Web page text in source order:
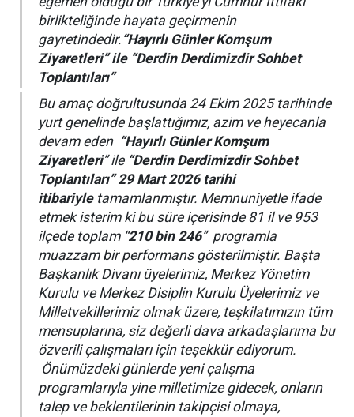
birlikteliğinde hayata geçirmenin
gayretindedir. “Hayırlı Günler Komşum
Ziyaretleri” ile “Derdin Derdimizdir Sohbet
Toplantıları”
Bu amaç doğrultusunda 24 Ekim 2025 tarihinde
yurt genelinde başlattığımız, azim ve heyecanla
devam eden “Hayırlı Günler Komşum
Ziyaretleri” ile “Derdin Derdimizdir Sohbet
Toplantıları” 29 Mart 2026 tarihi
itibariyle tamamlanmıştır. Memnuniyetle ifade
etmek isterim ki bu süre içerisinde 81 il ve 953
ilçede toplam “210 bin 246” programla
muazzam bir performans gösterilmiştir. Başta
Başkanlık Divanı üyelerimiz, Merkez Yönetim
Kurulu ve Merkez Disiplin Kurulu Üyelerimiz ve
Milletvekillerimiz olmak üzere, teşkilatımızın tüm
mensuplarına, siz değerli dava arkadaşlarıma bu
özverili çalışmaları için teşekkür ediyorum.
Önümüzdeki günlerde yeni çalışma
programlarıyla yine milletimize gidecek, onların
talep ve beklentilerinin takipçisi olmaya,